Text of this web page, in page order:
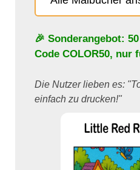
🎉 Sonderangebot:
Code COLOR50, nur
Die Nutzer lieben es:
einfach zu drucken!"